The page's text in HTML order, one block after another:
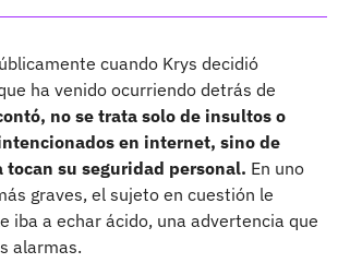
cuando Krys decidió
ha venido ocurriendo detrás de
no se trata solo de insultos o
en internet, sino de
tocan su seguridad personal. En uno
graves, el sujeto en cuestión le
iba a echar ácido, una advertencia que
alarmas.